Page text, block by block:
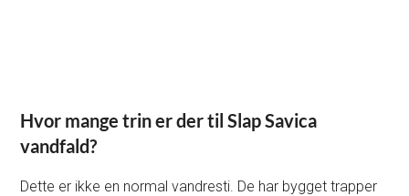
Hvor mange trin er der til Slap Savica
vandfald?
Dette er ikke en normal vandresti. De har bygget trapper